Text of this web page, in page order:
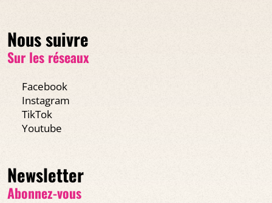
Nous suivre
Sur les réseaux
Facebook
Instagram
TikTok
Youtube
Newsletter
Abonnez-vous